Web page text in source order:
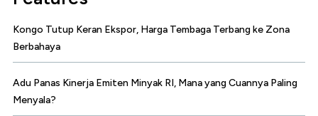
Kongo Tutup Keran Ekspor, Harga Tembaga Terbang ke Zona
Berbahaya
Adu Panas Kinerja Emiten Minyak RI, Mana yang Cuannya Paling
Menyala?